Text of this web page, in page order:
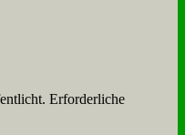
Erforderliche